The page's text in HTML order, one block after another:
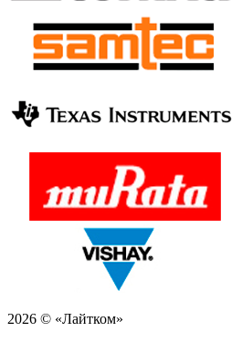
2026 © «Лайтком»